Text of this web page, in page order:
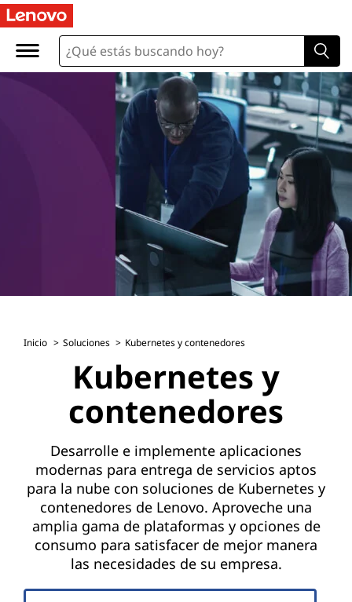
Inicio Soluciones Kubernetes y contenedores
Kubernetes y
contenedores
Desarrolle e implemente aplicaciones
modernas para entrega de servicios aptos
para la nube con soluciones de Kubernetes y
contenedores de Lenovo. Aproveche una
amplia gama de plataformas y opciones de
consumo para satisfacer de mejor manera
las necesidades de su empresa.